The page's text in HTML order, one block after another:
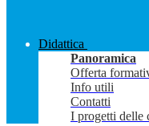
Didattica
Panoramica
Offerta
Info utili
Contatti
I progetti delle